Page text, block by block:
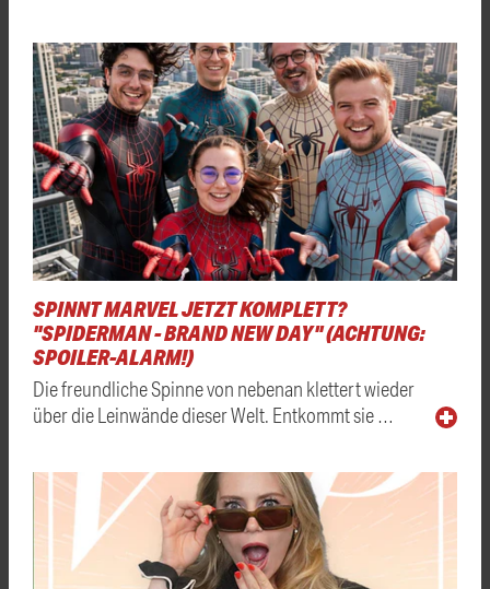
SPINNT MARVEL JETZT KOMPLETT?
"SPIDERMAN - BRAND NEW DAY" (ACHTUNG:
SPOILER-ALARM!)
Die freundliche Spinne von nebenan klettert wieder
über die Leinwände dieser Welt. Entkommt sie …